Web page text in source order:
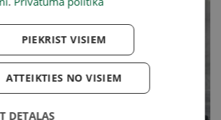
PIEKRIST VISIEM
ATTEIKTIES NO VISIEM
DETAĻAS